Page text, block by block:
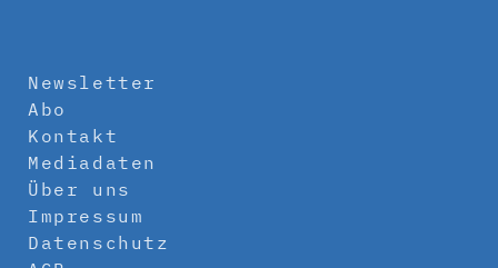
Newsletter
Abo
Kontakt
Mediadaten
Über uns
Impressum
Datenschutz